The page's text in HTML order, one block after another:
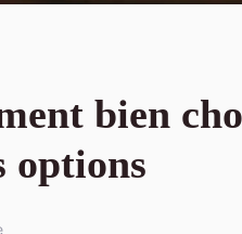
bien
options